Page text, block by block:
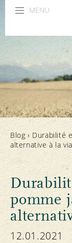
MENU
Blog› Durabilité
alternative à la
pomme
12.01.2021